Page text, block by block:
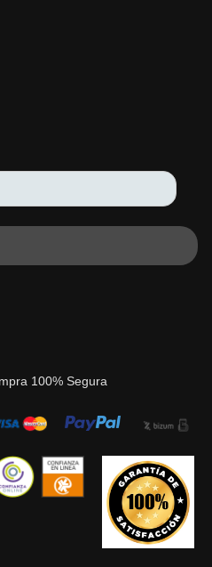
100% Segura